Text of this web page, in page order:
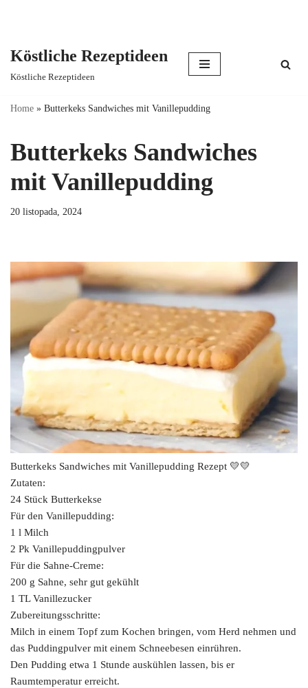
content
Köstliche Rezeptideen
Köstliche Rezeptideen
Home » Butterkeks Sandwiches mit Vanillepudding
Butterkeks Sandwiches
mit Vanillepudding
20 listopada, 2024
Butterkeks Sandwiches mit Vanillepudding Rezept 💛💛
Zutaten:
24 Stück Butterkekse
Für den Vanillepudding:
1 l Milch
2 Pk Vanillepuddingpulver
Für die Sahne-Creme:
200 g Sahne, sehr gut gekühlt
1 TL Vanillezucker
Zubereitungsschritte:
Milch in einem Topf zum Kochen bringen, vom Herd nehmen und
das Puddingpulver mit einem Schneebesen einrühren.
Den Pudding etwa 1 Stunde auskühlen lassen, bis er
Raumtemperatur erreicht.